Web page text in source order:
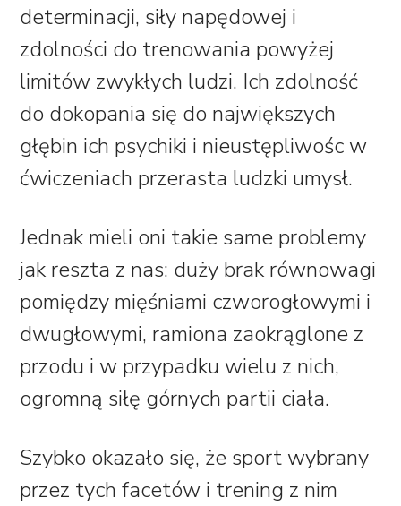
determinacji, siły napędowej i
zdolności do trenowania powyżej
limitów zwykłych ludzi. Ich zdolność
do dokopania się do największych
głębin ich psychiki i nieustępliwośc w
ćwiczeniach przerasta ludzki umysł.
Jednak mieli oni takie same problemy
jak reszta z nas: duży brak równowagi
pomiędzy mięśniami czworogłowymi i
dwugłowymi, ramiona zaokrąglone z
przodu i w przypadku wielu z nich,
ogromną siłę górnych partii ciała.
Szybko okazało się, że sport wybrany
przez tych facetów i trening z nim